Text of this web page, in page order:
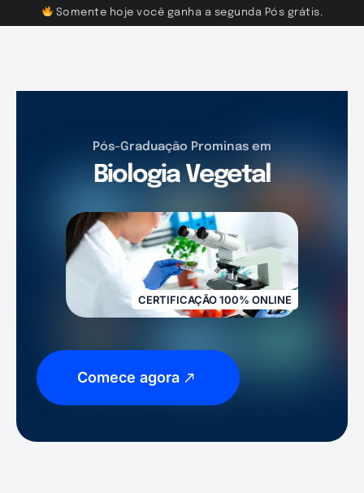
Somente hoje você ganha a segunda Pós grátis.
Pós-Graduação Prominas em
Biologia Vegetal
CERTIFICAÇÃO 100% ONLINE
Comece agora